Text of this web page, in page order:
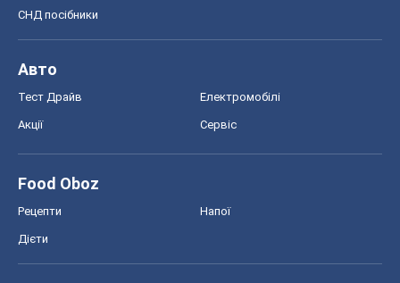
СНД посібники
Авто
Тест Драйв Електромобілі
Акції Сервіс
Food Oboz
Рецепти Напої
Дієти